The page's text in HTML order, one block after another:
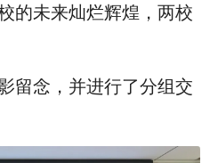
的未来灿烂辉煌，两校
留念，并进行了分组交